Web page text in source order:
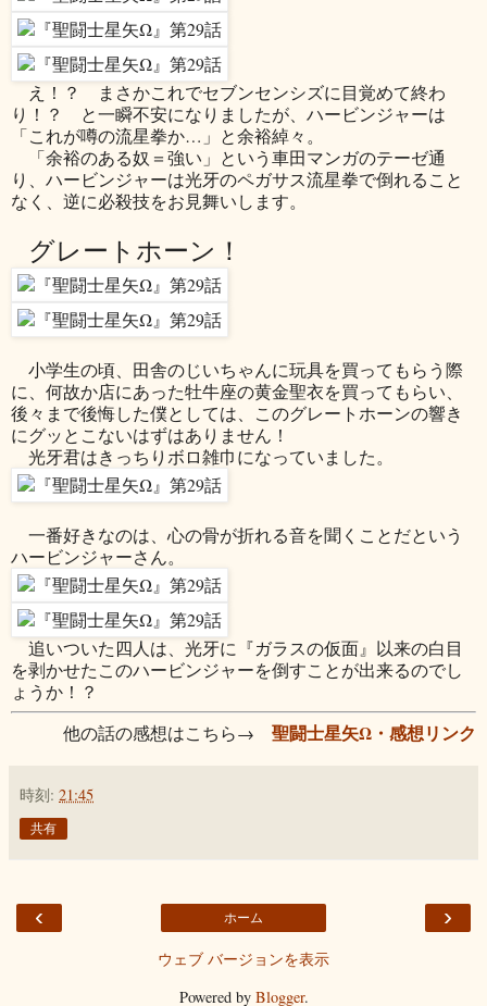
え！？ まさかこれでセブンセンシズに目覚めて終わ
り！？ と一瞬不安になりましたが、ハービンジャーは
「これが噂の流星拳か…」と余裕綽々。
「余裕のある奴＝強い」という車田マンガのテーゼ通
り、ハービンジャーは光牙のペガサス流星拳で倒れること
なく、逆に必殺技をお見舞いします。
グレートホーン！
小学生の頃、田舎のじいちゃんに玩具を買ってもらう際
に、何故か店にあった牡牛座の黄金聖衣を買ってもらい、
後々まで後悔した僕としては、このグレートホーンの響き
にグッとこないはずはありません！
光牙君はきっちりボロ雑巾になっていました。
一番好きなのは、心の骨が折れる音を聞くことだという
ハービンジャーさん。
追いついた四人は、光牙に『ガラスの仮面』以来の白目
を剥かせたこのハービンジャーを倒すことが出来るのでし
ょうか！？
他の話の感想はこちら→ 聖闘士星矢Ω・感想リンク
時刻: 21:45
共有
‹ ›
ホーム
ウェブ バージョンを表示
Powered by Blogger.